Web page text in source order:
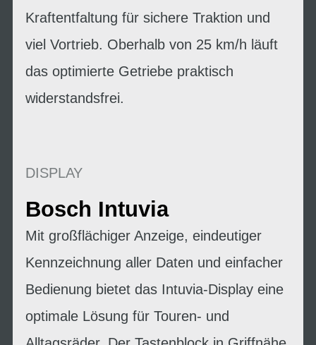
Kraftentfaltung für sichere Traktion und
viel Vortrieb. Oberhalb von 25 km/h läuft
das optimierte Getriebe praktisch
widerstandsfrei.
DISPLAY
Bosch Intuvia
Mit großflächiger Anzeige, eindeutiger
Kennzeichnung aller Daten und einfacher
Bedienung bietet das Intuvia-Display eine
optimale Lösung für Touren- und